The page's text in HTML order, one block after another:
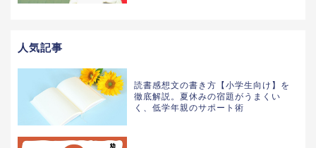
人気記事
読書感想文の書き方【小学生向け】を
徹底解説。夏休みの宿題がうまくい
く、低学年親のサポート術